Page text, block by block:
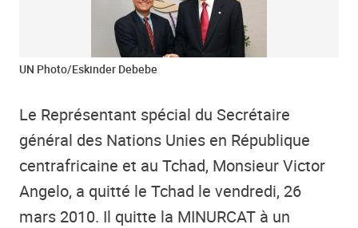
UN Photo/Eskinder Debebe
Le Représentant spécial du Secrétaire
général des Nations Unies en République
centrafricaine et au Tchad, Monsieur Victor
Angelo, a quitté le Tchad le vendredi, 26
mars 2010. Il quitte la MINURCAT à un